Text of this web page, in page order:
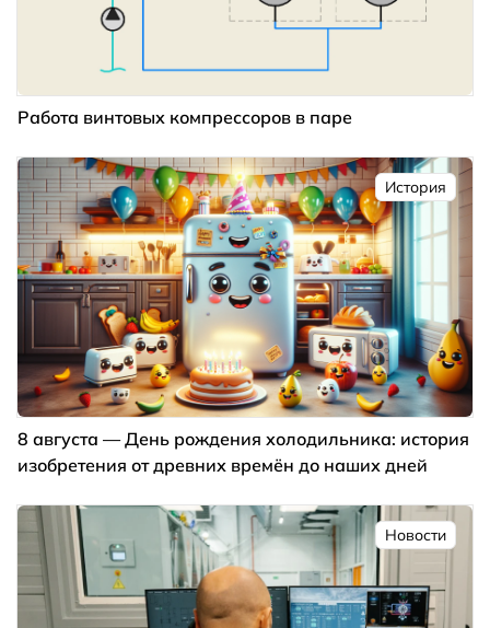
Работа винтовых компрессоров в паре
История
8 августа — День рождения холодильника: история
изобретения от древних времён до наших дней
Новости